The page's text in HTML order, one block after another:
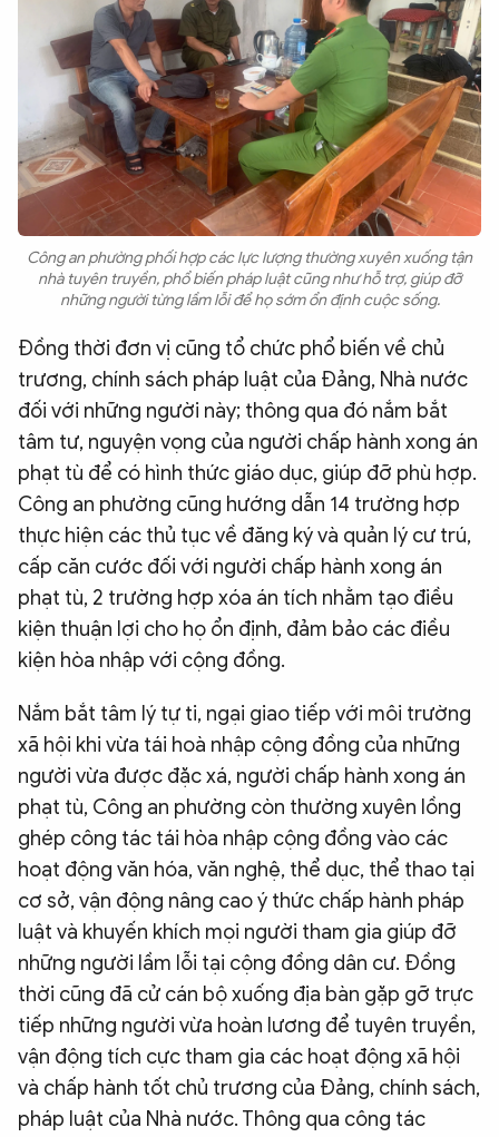
Công an phường phối hợp các lực lượng thường xuyên xuống tận
nhà tuyên truyền, phổ biến pháp luật cũng như hỗ trợ, giúp đỡ
những người từng lầm lỗi để họ sớm ổn định cuộc sống.
Đồng thời đơn vị cũng tổ chức phổ biến về chủ
trương, chính sách pháp luật của Đảng, Nhà nước
đối với những người này; thông qua đó nắm bắt
tâm tư, nguyện vọng của người chấp hành xong án
phạt tù để có hình thức giáo dục, giúp đỡ phù hợp.
Công an phường cũng hướng dẫn 14 trường hợp
thực hiện các thủ tục về đăng ký và quản lý cư trú,
cấp căn cước đối với người chấp hành xong án
phạt tù, 2 trường hợp xóa án tích nhằm tạo điều
kiện thuận lợi cho họ ổn định, đảm bảo các điều
kiện hòa nhập với cộng đồng.
Nắm bắt tâm lý tự ti, ngại giao tiếp với môi trường
xã hội khi vừa tái hoà nhập cộng đồng của những
người vừa được đặc xá, người chấp hành xong án
phạt tù, Công an phường còn thường xuyên lồng
ghép công tác tái hòa nhập cộng đồng vào các
hoạt động văn hóa, văn nghệ, thể dục, thể thao tại
cơ sở, vận động nâng cao ý thức chấp hành pháp
luật và khuyến khích mọi người tham gia giúp đỡ
những người lầm lỗi tại cộng đồng dân cư. Đồng
thời cũng đã cử cán bộ xuống địa bàn gặp gỡ trực
tiếp những người vừa hoàn lương để tuyên truyền,
vận động tích cực tham gia các hoạt động xã hội
và chấp hành tốt chủ trương của Đảng, chính sách,
pháp luật của Nhà nước. Thông qua công tác